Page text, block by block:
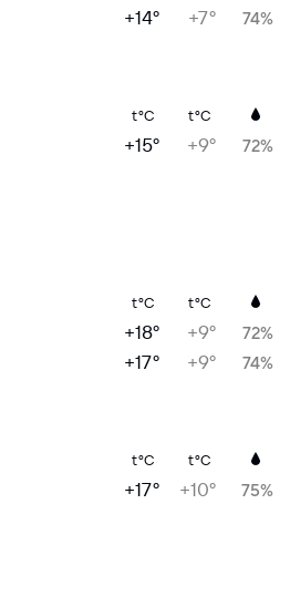
+14° +7° 74%
t°C t°C
+15° +9° 72%
t°C t°C
+18° +9° 72%
+17° +9° 74%
t°C t°C
+17° +10° 75%